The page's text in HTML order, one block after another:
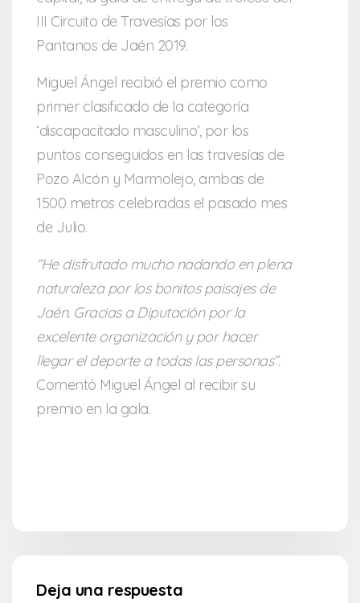
III Circuito de Travesías por los
Pantanos de Jaén 2019.
Miguel Ángel recibió el premio como
primer clasificado de la categoría
‘discapacitado masculino’, por los
puntos conseguidos en las travesías de
Pozo Alcón y Marmolejo, ambas de
1500 metros celebradas el pasado mes
de Julio.
“He disfrutado mucho nadando en plena
naturaleza por los bonitos paisajes de
Jaén. Gracias a Diputación por la
excelente organización y por hacer
llegar el deporte a todas las personas”.
Comentó Miguel Ángel al recibir su
premio en la gala.
Deja una respuesta